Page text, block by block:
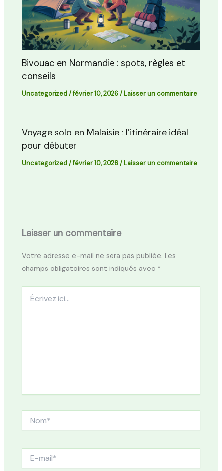
Bivouac en Normandie : spots, règles et
conseils
Uncategorized/février 10, 2026/Laisser un commentaire
Voyage solo en Malaisie : l’itinéraire idéal
pour débuter
Uncategorized/février 10, 2026/ Laisser un commentaire
Laisser un commentaire
Votre adresse e-mail ne sera pas publiée. Les
champs obligatoires sont indiqués avec *
ici…
mail*